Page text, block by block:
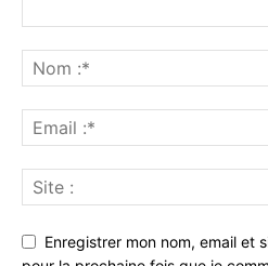
Enregistrer mon nom, email et